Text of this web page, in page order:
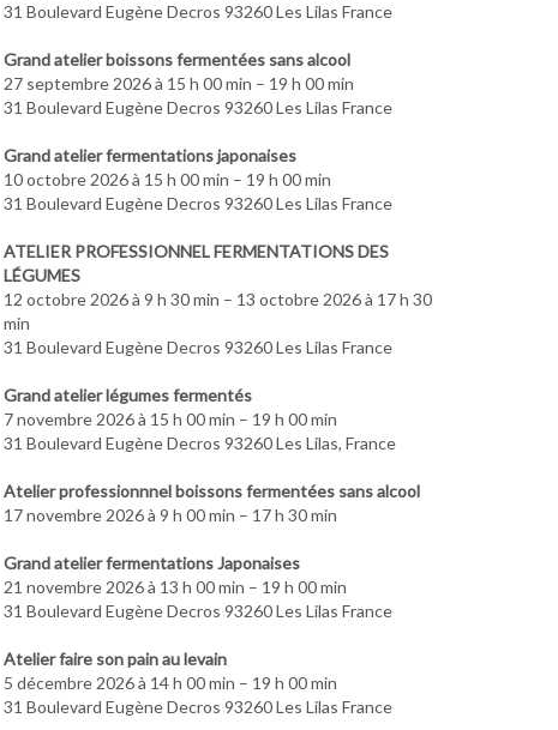
31 Boulevard Eugène Decros 93260 Les Lilas France
Grand atelier boissons fermentées sans alcool
27 septembre 2026 à 15 h 00 min – 19 h 00 min
31 Boulevard Eugène Decros 93260 Les Lilas France
Grand atelier fermentations japonaises
10 octobre 2026 à 15 h 00 min – 19 h 00 min
31 Boulevard Eugène Decros 93260 Les Lilas France
ATELIER PROFESSIONNEL FERMENTATIONS DES
LÉGUMES
12 octobre 2026 à 9 h 30 min – 13 octobre 2026 à 17 h 30
min
31 Boulevard Eugène Decros 93260 Les Lilas France
Grand atelier légumes fermentés
7 novembre 2026 à 15 h 00 min – 19 h 00 min
31 Boulevard Eugène Decros 93260 Les Lilas, France
Atelier professionnnel boissons fermentées sans alcool
17 novembre 2026 à 9 h 00 min – 17 h 30 min
Grand atelier fermentations Japonaises
21 novembre 2026 à 13 h 00 min – 19 h 00 min
31 Boulevard Eugène Decros 93260 Les Lilas France
Atelier faire son pain au levain
5 décembre 2026 à 14 h 00 min – 19 h 00 min
31 Boulevard Eugène Decros 93260 Les Lilas France